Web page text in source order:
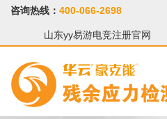
咨询热线： 400-066-2698
山东yy易游电竞注册官网